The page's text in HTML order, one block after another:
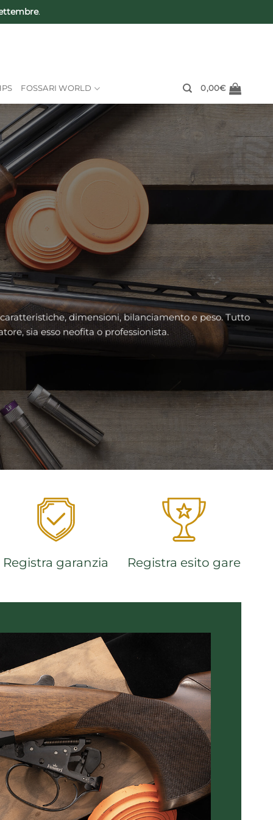
.
FOSSARI WORLD 0,00€
dimensioni, bilanciamento e peso. Tutto
sia esso neofita o professionista.
Registra garanzia Registra esito gare